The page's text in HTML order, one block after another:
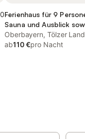
Ferienhaus für 9
Sauna und Ausblick
Oberbayern, Tölzer Land
ab110 €pro Nacht